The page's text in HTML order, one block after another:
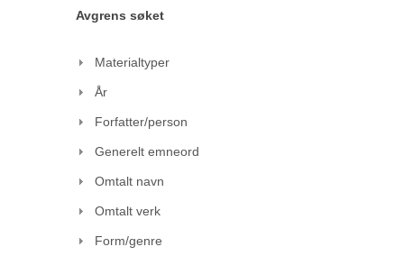
Avgrens søket
Materialtyper
År
Forfatter/person
Generelt emneord
Omtalt navn
Omtalt verk
Form/genre